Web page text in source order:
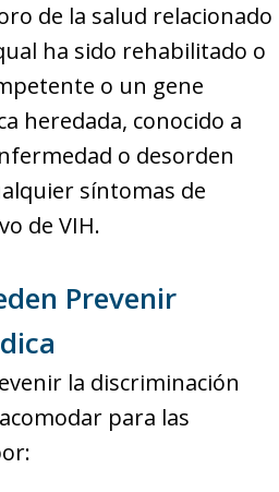
de la salud relacionado
ha sido rehabilitado o
o un gene
heredada, conocido a
o desorden
síntomas de
de VIH.
Prevenir
la discriminación
para las